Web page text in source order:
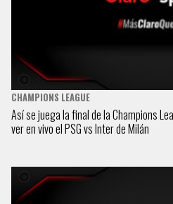
CHAMPIONS LEAGUE
Así se juega la final de la Champions
ver en vivo el PSG vs Inter de Milán